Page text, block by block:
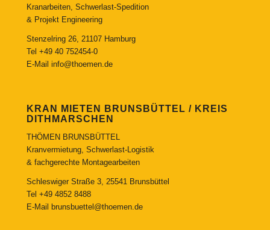
Kranarbeiten, Schwerlast-Spedition
& Projekt Engineering
Stenzelring 26, 21107 Hamburg
Tel +49 40 752454-0
E-Mail info@thoemen.de
KRAN MIETEN BRUNSBÜTTEL / KREIS
DITHMARSCHEN
THÖMEN BRUNSBÜTTEL
Kranvermietung, Schwerlast-Logistik
& fachgerechte Montagearbeiten
Schleswiger Straße 3, 25541 Brunsbüttel
Tel +49 4852 8488
E-Mail
brunsbuettel@thoemen.de